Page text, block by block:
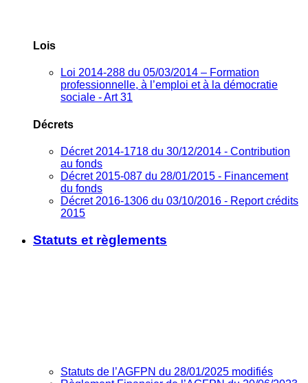
Lois
Loi 2014-288 du 05/03/2014 – Formation
professionnelle, à l’emploi et à la démocratie
sociale - Art 31
Décrets
Décret 2014-1718 du 30/12/2014 - Contribution
au fonds
Décret 2015-087 du 28/01/2015 - Financement
du fonds
Décret 2016-1306 du 03/10/2016 - Report crédits
2015
Statuts et règlements
Statuts de l’AGFPN du 28/01/2025 modifiés